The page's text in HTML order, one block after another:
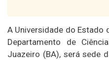
A Universidade do Estado
Departamento de
Juazeiro (BA), será sede